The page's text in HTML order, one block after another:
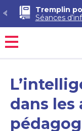
Tremplin
Séances
Menu
dans les